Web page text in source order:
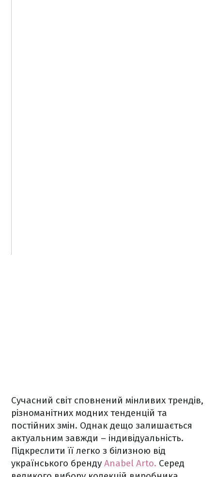
Сучасний світ сповнений мінливих трендів,
різноманітних модних тенденцій та
постійних змін. Однак дещо залишається
актуальним завжди – індивідуальність.
Підкреслити її легко з білизною від
українського бренду Anabel Arto. Серед